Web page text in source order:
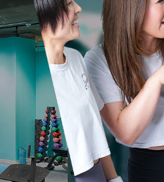
女性専用24時間ジム
Amazonesのパーソナルトレー
Dr.Amazones
AI姿勢診断・改善
Recruitment
採用情報